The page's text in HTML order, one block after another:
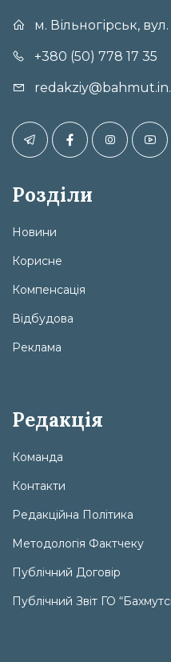
м. Вільногірськ,
+380 (50) 778 17 35
Розділи
Новини
Корисне
Компенсація
Відбудова
Реклама
Редакція
Команда
Контакти
Редакційна Політика
Методологія Фактчеку
Публічний Договір
Публічний Звіт ГО